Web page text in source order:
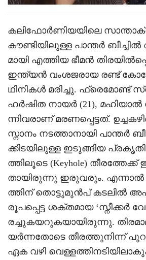
കലിഫോർണിയയിലെ
കൗണ്ടിയിലുള്ള പാന്തർ
മായി എത്തിയ ഭീമൻ
ഇന്ത്യൻ വംശജരായ രണ്ട്
ഥിനികൾ മരിച്ചു. ഫ്രെമോണ്ട്
ഹർഷിത നായർ (21),
ന്നിവരാണ് മരണപ്പെട്ടത്.
സ്നാനം നടത്താനായി പാന്തർ
ക്കിടയിലുള്ള ഇടുങ്ങിയ
ത്തിലൂടെ (Keyhole) തീരത്തേക്ക്
തായിരുന്നു ഇരുവരും.
ത്തിന് തൊട്ടുമുൻപ് കടലിൽ
രൂപപ്പെട്ട ശക്തമായ ‘സ്നീക്കർ
രച്ചുകയറുകയായിരുന്നു.
യർന്നതോടെ തീരത്തുനിന്ന്
ഏക വഴി